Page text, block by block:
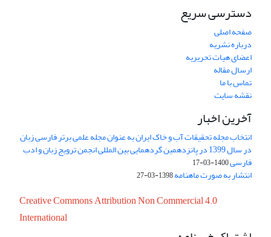
دسترسی سریع
صفحه اصلی
درباره نشریه
اعضای هیات تحریریه
ارسال مقاله
تماس با ما
نقشه سایت
آخرین اخبار
انتخاب مجله تحقیقات آب و خاک ایران به عنوان مجله علمی برتر فارسی زبان
در سال 1399 در پانزدهمین گردهمایی بین المللی انجمن ترویج زبان و ادب
فارسی1400-03-17
انتشار به صورت ماهنامه1398-03-27
Creative Commons Attribution Non Commercial 4.0
International